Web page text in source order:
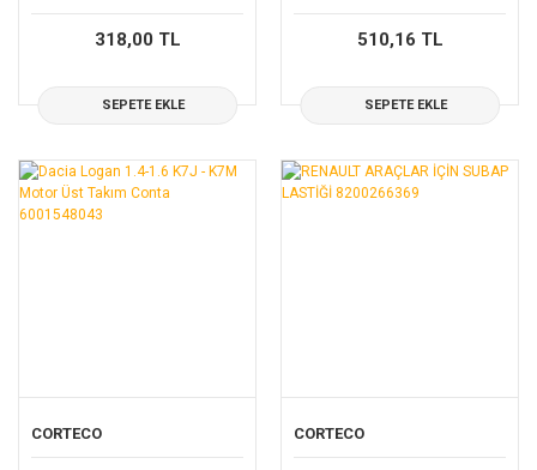
0249.A9
318,00 TL
SEPETE EKLE
510,16 TL
SEPETE EKLE
CORTECO CORTECO